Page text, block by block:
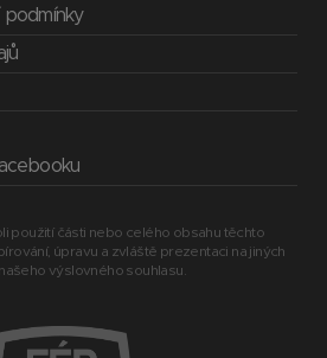
použití části nebo celého obsahu těchto
úpravu a zvláště prezentaci na jiných
výslovného souhlasu.